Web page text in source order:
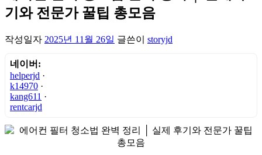
기와 전문가 꿀팁 총모음
작성일자 2025년 11월 26일 글쓴이 storyjd
네이버:
helperjd ·
k14970 ·
kang611 ·
rentcarjd